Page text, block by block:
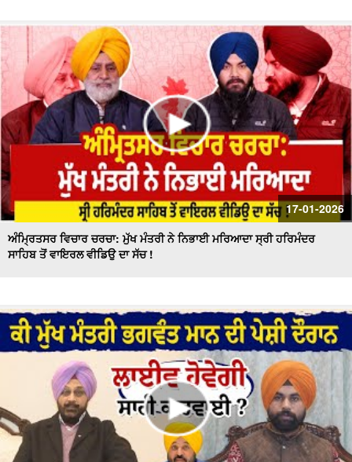
17-01-2026
ਅੰਮ੍ਰਿਤਸਰ ਵਿਚਾਰ ਚਰਚਾ: ਮੁੱਖ ਮੰਤਰੀ ਨੇ ਨਿਭਾਈ ਮਰਿਆਦਾ ਸ੍ਰੀ ਹਰਿਮੰਦਰ
ਸਾਹਿਬ ਤੋਂ ਵਾਇਰਲ ਵੀਡਿਉ ਦਾ ਸੱਚ !